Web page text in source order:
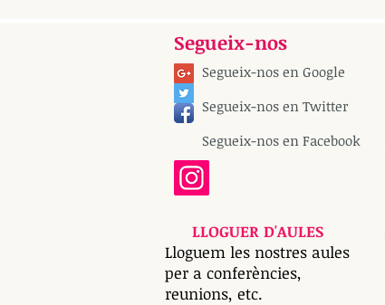
Segueix-nos
Segueix-nos en Google
Segueix-nos en Twitter
Segueix-nos en Facebook
LLOGUER D'AULES
Lloguem les nostres aules
per a conferències,
reunions, etc.